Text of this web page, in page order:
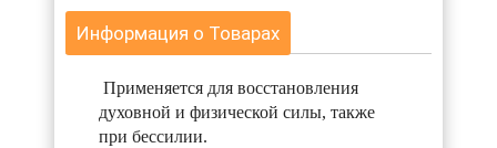
Информация о Товарах
Применяется для восстановления
духовной и физической силы, также
при бессилии.